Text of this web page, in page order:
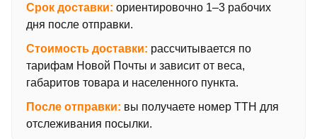
Срок доставки: ориентировочно 1–3 рабочих
дня после отправки.
Стоимость доставки: рассчитывается по
тарифам Новой Почты и зависит от веса,
габаритов товара и населенного пункта.
После отправки: вы получаете номер ТТН для
отслеживания посылки.